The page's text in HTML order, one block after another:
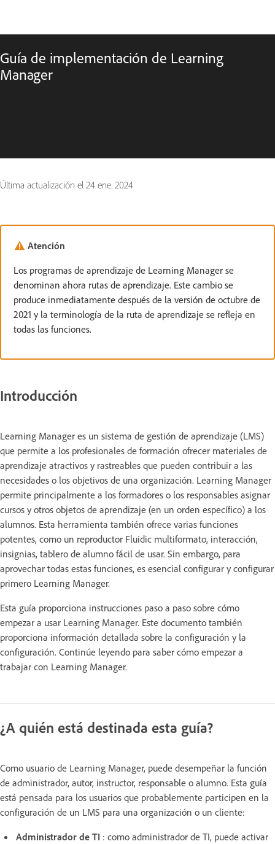
Guía de implementación de Learning
Manager
Última actualización el 24 ene. 2024
Atención
Los programas de aprendizaje de Learning Manager se
denominan ahora rutas de aprendizaje. Este cambio se
produce inmediatamente después de la versión de octubre de
2021 y la terminología de la ruta de aprendizaje se refleja en
todas las funciones.
Introducción
Learning Manager es un sistema de gestión de aprendizaje (LMS)
que permite a los profesionales de formación ofrecer materiales de
aprendizaje atractivos y rastreables que pueden contribuir a las
necesidades o los objetivos de una organización. Learning Manager
permite principalmente a los formadores o los responsables asignar
cursos y otros objetos de aprendizaje (en un orden específico) a los
alumnos. Esta herramienta también ofrece varias funciones
potentes, como un reproductor Fluidic multiformato, interacción,
insignias, tablero de alumno fácil de usar. Sin embargo, para
aprovechar todas estas funciones, es esencial configurar y configurar
primero Learning Manager.
Esta guía proporciona instrucciones paso a paso sobre cómo
empezar a usar Learning Manager. Este documento también
proporciona información detallada sobre la configuración y la
configuración. Continúe leyendo para saber cómo empezar a
trabajar con Learning Manager.
¿A quién está destinada esta guía?
Como usuario de Learning Manager, puede desempeñar la función
de administrador, autor, instructor, responsable o alumno. Esta guía
está pensada para los usuarios que probablemente participen en la
configuración de un LMS para una organización o un cliente:
Administrador de TI : como administrador de TI, puede activar